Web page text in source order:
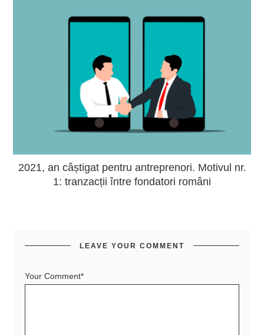
2021, an câștigat pentru antreprenori. Motivul nr.
1: tranzacții între fondatori români
LEAVE YOUR COMMENT
Your Comment*